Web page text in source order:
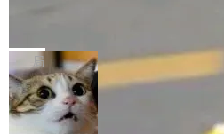
更新说明：https://github.com/moby/
ut.OTP 的 mask 为 true 时仍显示原
题。#58805 修复 Input.TextArea 调
在触摸设备上显示为小圆点的问题。
pography 优化 Typography 省略提
比它便宜的。 Artificial Analysis 更新
eek V4 Flash 0731 的完整评测。一
nce Index vs Cost per Task 的散点
个模型排成一列，V4 Flash 贴着底
局
禅道开源版 22.4 发布，内置
0 正式版，提供从代码提交到交付
大家好， 禅道开源版22.4发布啦！